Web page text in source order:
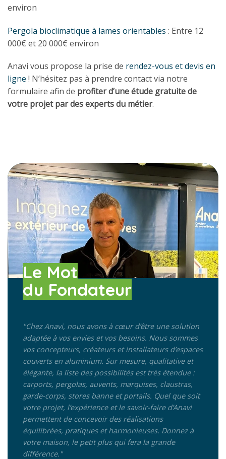
environ
Pergola bioclimatique à lames orientables : Entre 12
000€ et 20 000€ environ
Anavi vous propose la prise de rendez-vous et devis en
ligne ! N’hésitez pas à prendre contact via notre
formulaire afin de profiter d’une étude gratuite de
votre projet par des experts du métier.
Le Mot
du Fondateur
"Chez Anavi, nous avons à cœur d’être une solution
adaptée à vos envies et vos besoins. Nous sommes
vos concepteurs, créateurs et installateurs d’espaces
couverts en aluminium. Sur mesure, qualitative et
élégante, la liste des possibilités est très étendue :
carports, pergolas, auvents, marquises, claustras,
garde-corps, stores banne et portails. Quel que soit
votre projet, l’expérience et le savoir-faire d’Anavi
permettent de concevoir des réalisations
équilibrées, pratiques et harmonieuses. Donnez à
votre maison, le petit plus qui fera la grande
différence."